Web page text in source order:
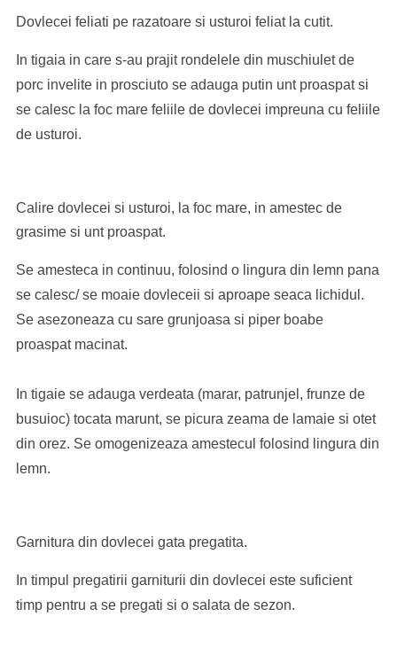
Dovlecei feliati pe razatoare si usturoi feliat la cutit.
In tigaia in care s-au prajit rondelele din muschiulet de
porc invelite in prosciuto se adauga putin unt proaspat si
se calesc la foc mare feliile de dovlecei impreuna cu feliile
de usturoi.
Calire dovlecei si usturoi, la foc mare, in amestec de
grasime si unt proaspat.
Se amesteca in continuu, folosind o lingura din lemn pana
se calesc/ se moaie dovleceii si aproape seaca lichidul.
Se asezoneaza cu sare grunjoasa si piper boabe
proaspat macinat.
In tigaie se adauga verdeata (marar, patrunjel, frunze de
busuioc) tocata marunt, se picura zeama de lamaie si otet
din orez. Se omogenizeaza amestecul folosind lingura din
lemn.
Garnitura din dovlecei gata pregatita.
In timpul pregatirii garniturii din dovlecei este suficient
timp pentru a se pregati si o salata de sezon.